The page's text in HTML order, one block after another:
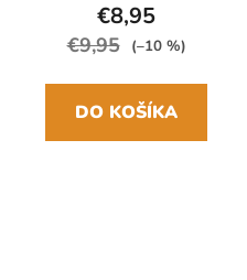
€8,95
€9,95 (–10 %)
DO KOŠÍKA